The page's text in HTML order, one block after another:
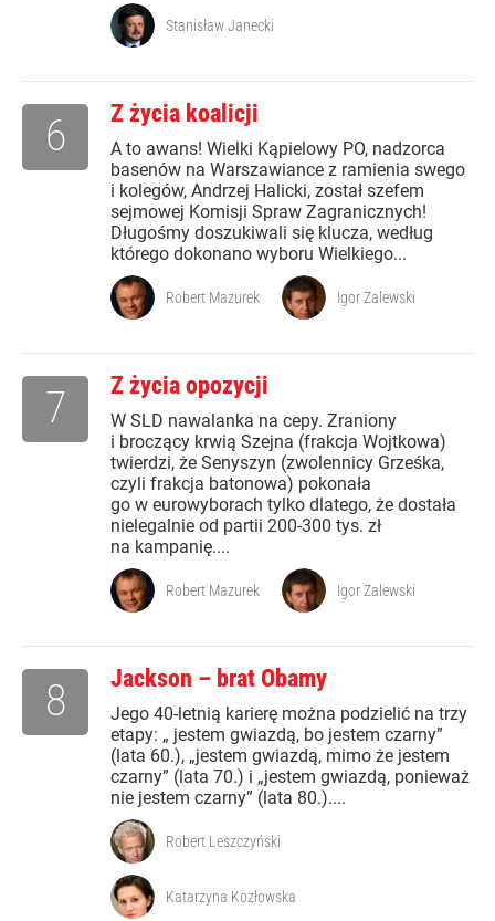
Stanisław Janecki
Z życia koalicji
A to awans! Wielki Kąpielowy PO, nadzorca
basenów na Warszawiance z ramienia swego
i kolegów, Andrzej Halicki, został szefem
sejmowej Komisji Spraw Zagranicznych!
Długośmy doszukiwali się klucza, według
którego dokonano wyboru Wielkiego...
6
Robert Mazurek Igor Zalewski
Z życia opozycji
W SLD nawalanka na cepy. Zraniony
i broczący krwią Szejna (frakcja Wojtkowa)
twierdzi, że Senyszyn (zwolennicy Grześka,
czyli frakcja batonowa) pokonała
go w eurowyborach tylko dlatego, że dostała
nielegalnie od partii 200-300 tys. zł
na kampanię....
7
Robert Mazurek Igor Zalewski
Jackson – brat Obamy
Jego 40-letnią karierę można podzielić na trzy
etapy: „ jestem gwiazdą, bo jestem czarny”
(lata 60.), „jestem gwiazdą, mimo że jestem
czarny” (lata 70.) i „jestem gwiazdą, ponieważ
nie jestem czarny” (lata 80.)....
8
Robert Leszczyński
Katarzyna Kozłowska